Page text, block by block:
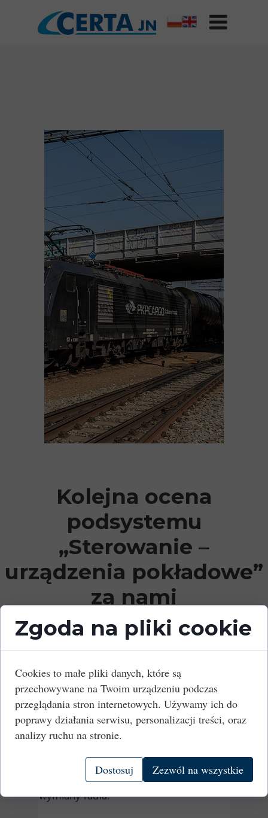
Kolejna ocena
podsystemu
„Sterowanie –
urządzenia pokładowe”
za nami
03 kwietnia 2023
Z przyjemnością informujemy, że CERTA
zakończyła kolejną ocenę w obszarze
podsystemu „Sterowanie – urządzenia
pokładowe”.
Tym razem nasi Eksperci potwierdzali
zmodernizowanej elektrycznej
lokomotywy typu ES64F4 w obszarze
wymiany radia.
Zgoda na pliki cookie
Cookies to małe pliki danych, które są
przechowywane na Twoim urządzeniu podczas
przeglądania stron internetowych. Używamy ich do
poprawy działania serwisu, personalizacji treści, oraz
analizy ruchu na stronie.
Dostosuj Zezwól na wszystkie